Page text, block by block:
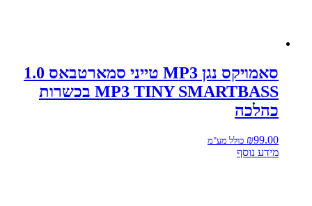
סאמויקס נגן MP3 טייני סמארטבאס 1.0
MP3 TINY SMARTBASS בכשרות
כהלכה
₪99.00 כולל מע"מ
מידע נוסף